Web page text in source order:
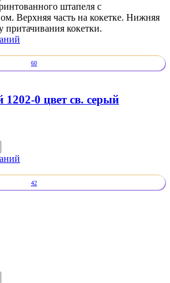
штапеля с
Верхняя часть на кокетке. Нижняя
притачивания кокетки.
60
0 цвет св. серый
42